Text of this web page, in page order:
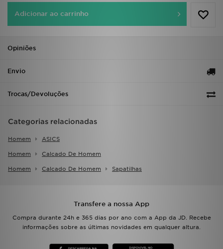
Adicionar ao carrinho
Opiniões
Envio
Trocas/Devoluções
Categorias relacionadas
Homem ASICS
Homem Calcado De Homem
Homem Calcado De Homem Sapatilhas
Transfere a nossa App
Compra durante 24h e 365 dias por ano com a App da JD. Recebe
informações sobre as últimas novidades em qualquer altura.